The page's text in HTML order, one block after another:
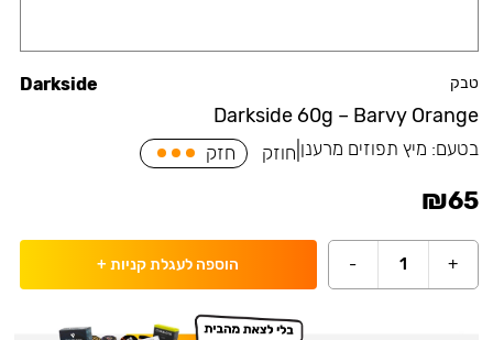
טבק
Darkside 60g – Barvy Orange
Darkside
בטעם: מיץ תפוזים מרענן חוזק חזק
₪65
+
1
- הוספה לעגלת קניות +